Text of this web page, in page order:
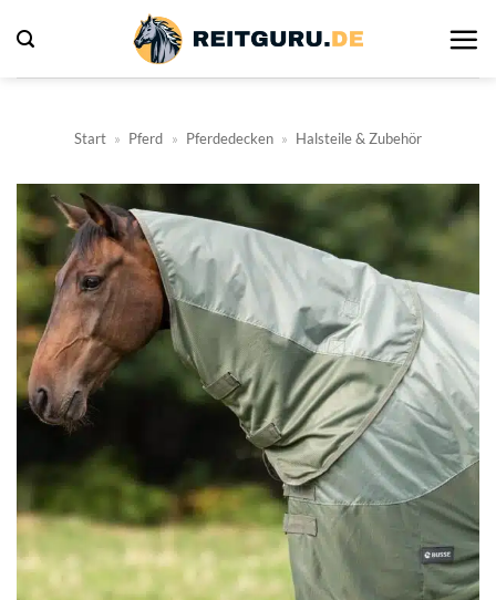
Inhalt
springen
Start » Pferd » Pferdedecken » Halsteile & Zubehör